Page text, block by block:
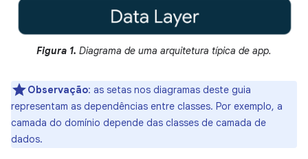
Figura 1. Diagrama de uma arquitetura típica de app.
Observação: as setas nos diagramas deste guia
representam as dependências entre classes. Por exemplo, a
camada do domínio depende das classes de camada de
dados.